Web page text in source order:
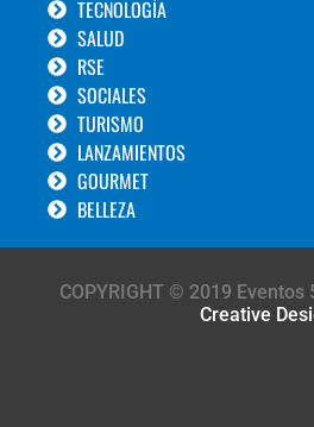
TECNOLOGÍA
SALUD
RSE
SOCIALES
TURISMO
LANZAMIENTOS
GOURMET
BELLEZA
COPYRIGHT © 2019 Eventos
Creative